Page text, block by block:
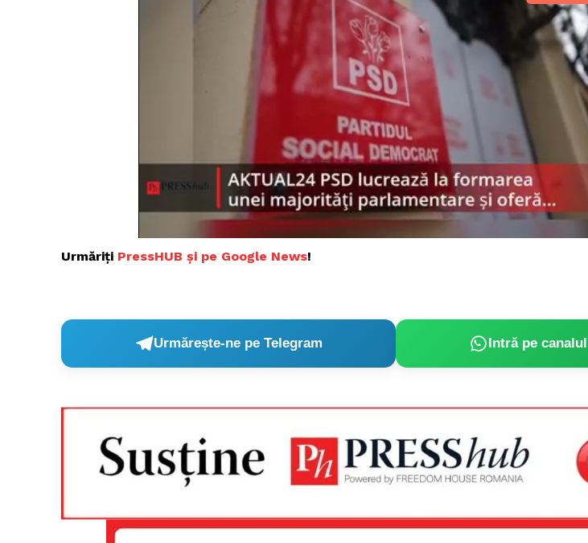
Un proiect
FREEDOM HOUSE
ROMÂNIA
Despre noi /
Proiecte
Rețea
Contact
Urmăriți PressHUB și pe Google News!
Urmărește-ne pe Telegram Intră pe